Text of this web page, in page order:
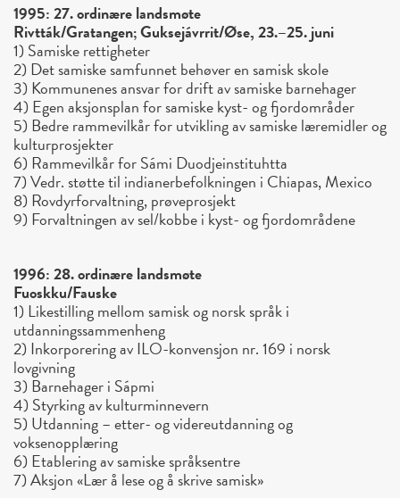
1995: 27. ordinære landsmøte
Rivtták/Gratangen; Guksejávrrit/Øse, 23.–25. juni
1) Samiske rettigheter
2) Det samiske samfunnet behøver en samisk skole
3) Kommunenes ansvar for drift av samiske barnehager
4) Egen aksjonsplan for samiske kyst- og fjordområder
5) Bedre rammevilkår for utvikling av samiske læremidler og
kulturprosjekter
6) Rammevilkår for Sámi Duodjeinstituhtta
7) Vedr. støtte til indianerbefolkningen i Chiapas, Mexico
8) Rovdyrforvaltning, prøveprosjekt
9) Forvaltningen av sel/kobbe i kyst- og fjordområdene
1996: 28. ordinære landsmøte
Fuoskku/Fauske
1) Likestilling mellom samisk og norsk språk i
utdanningssammenheng
2) Inkorporering av ILO-konvensjon nr. 169 i norsk
lovgivning
3) Barnehager i Sápmi
4) Styrking av kulturminnevern
5) Utdanning – etter- og videreutdanning og
voksenopplæring
6) Etablering av samiske språksentre
7) Aksjon «Lær å lese og å skrive samisk»